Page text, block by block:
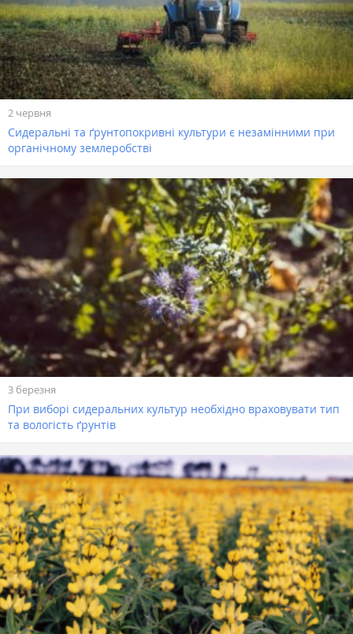
2 червня
Сидеральні та ґрунтопокривні культури є незамінними при
органічному землеробстві
3 березня
При виборі сидеральних культур необхідно враховувати тип
та вологість ґрунтів